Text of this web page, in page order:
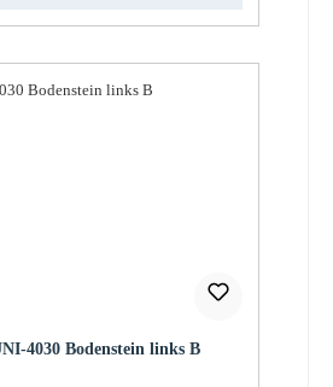
4030 Bodenstein links B